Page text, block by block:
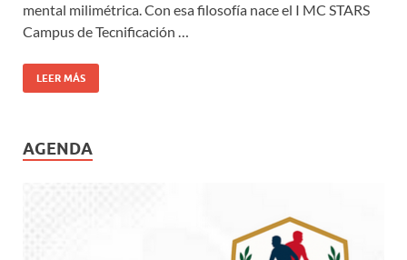
mental milimétrica. Con esa filosofía nace el I MC STARS
Campus de Tecnificación …
LEER MÁS
AGENDA